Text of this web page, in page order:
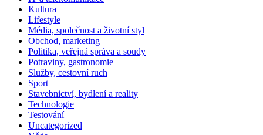
Kultura
Lifestyle
Média, společnost a životní styl
Obchod, marketing
Politika, veřejná správa a soudy
Potraviny, gastronomie
Služby, cestovní ruch
Sport
Stavebnictví, bydlení a reality
Technologie
Testování
Uncategorized